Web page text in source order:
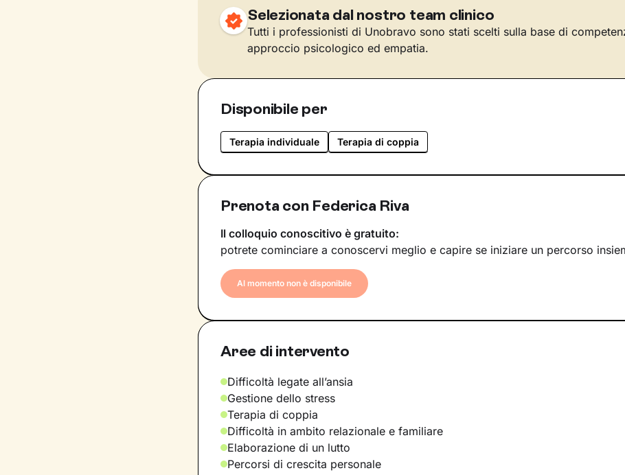
Selezionata dal nostro team clinico
Tutti i professionisti di Unobravo sono stati scelti sulla base di
approccio psicologico ed empatia.
Disponibile per
Terapia individuale Terapia di coppia
Prenota con Federica Riva
Il colloquio conoscitivo è gratuito:
potrete cominciare a conoscervi meglio e capire se iniziare un percorso
Al momento non è disponibile
Aree di intervento
Difficoltà legate all’ansia
Gestione dello stress
Terapia di coppia
Difficoltà in ambito relazionale e familiare
Elaborazione di un lutto
Percorsi di crescita personale